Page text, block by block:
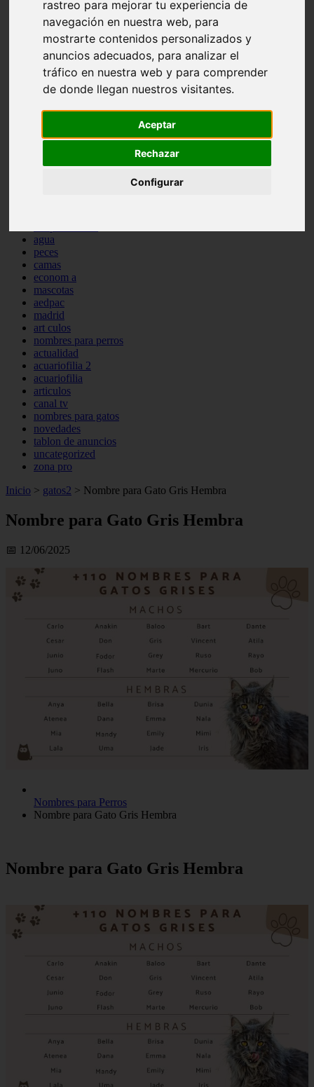
rastreo para mejorar tu experiencia de
navegación en nuestra web, para
mostrarte contenidos personalizados y
anuncios adecuados, para analizar el
tráfico en nuestra web y para comprender
de donde llegan nuestros visitantes.
Aceptar
Rechazar
Configurar
comportamiento
protagonistas
reptiles
abandono
adopci n
ferias
higiene
acuario
comercios
viajar
agua
peces
camas
econom a
mascotas
aedpac
madrid
art culos
nombres para perros
actualidad
acuariofilia 2
acuariofilia
articulos
canal tv
nombres para gatos
novedades
tablon de anuncios
uncategorized
zona pro
Inicio > gatos2 > Nombre para Gato Gris Hembra
Nombre para Gato Gris Hembra
📅 12/06/2025
Nombres para Perros
Nombre para Gato Gris Hembra
Nombre para Gato Gris Hembra